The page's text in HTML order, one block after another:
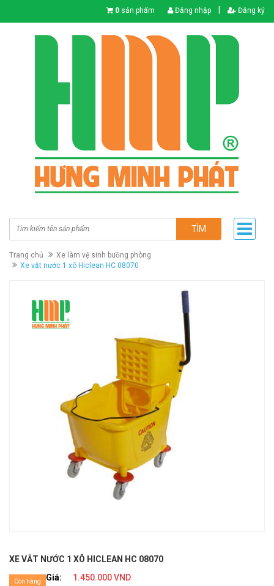
0 sản phẩm Đăng nhập Đăng ký
TÌM
Trang chủ
Xe làm vệ sinh buồng phòng
Xe vắt nước 1 xô Hiclean HC 08070
XE VẮT NƯỚC 1 XÔ HICLEAN HC 08070
Giá:
1.450.000 VND
Còn hàng